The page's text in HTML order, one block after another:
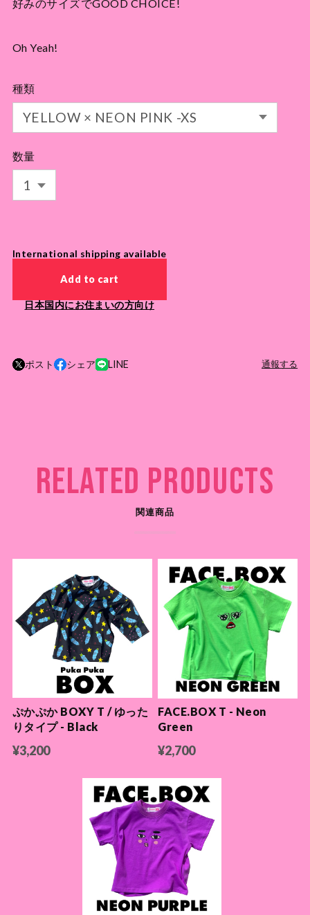
好みのサイズでGOOD CHOICE!
Oh Yeah!
種類
数量
International shipping available
Add to cart
日本国内にお住まいの方向け
ポスト シェア LINE 通報する
RELATED PRODUCTS
関連商品
ぷかぷか BOXY T / ゆった
りタイプ - Black
¥3,200
FACE.BOX T - Neon
Green
¥2,700